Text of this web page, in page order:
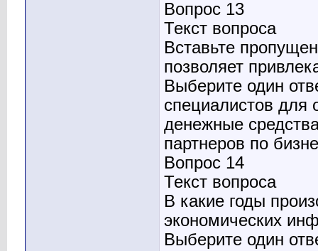
Вопрос 13
Текст вопроса
Вставьте
позволяет
Выберите один
специалистов для
денежные
партнеров по
Вопрос 14
Текст вопроса
В какие годы
экономических
Выберите один